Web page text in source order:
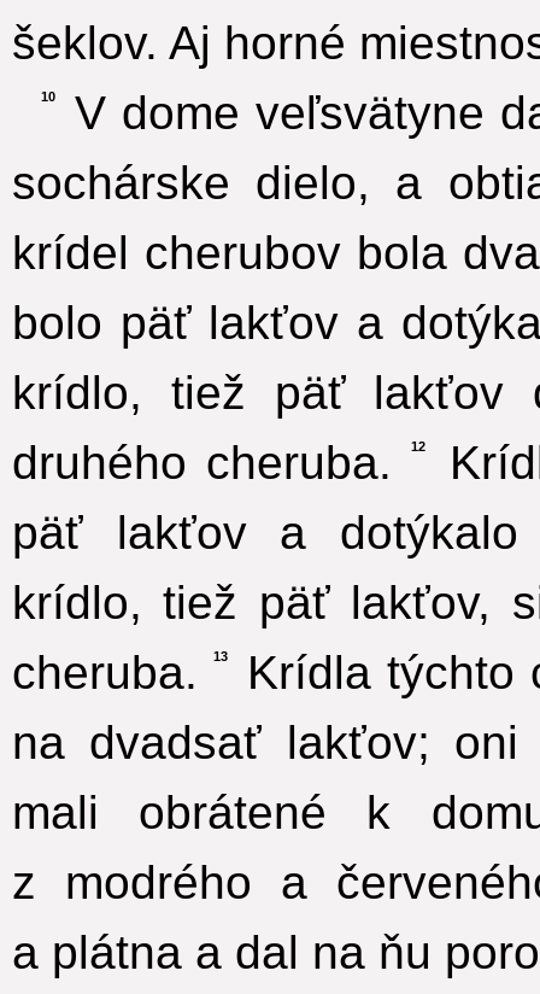
šeklov. Aj horné
10
V dome veľsvätyne
sochárske dielo, a
krídel cherubov bola
bolo päť lakťov a
krídlo, tiež päť lakťov
druhého cheruba.
12
päť lakťov a
krídlo, tiež päť lakťov,
cheruba.
13
Krídla týchto
na dvadsať lakťov;
mali obrátené k
z modrého a
a plátna a dal na ňu